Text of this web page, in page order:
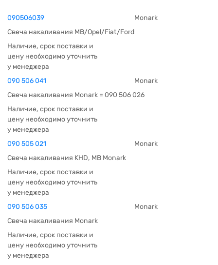
090506039
Monark
Свеча накаливания MB/Opel/Fiat/Ford
Наличие, срок поставки и
цену необходимо уточнить
у менеджера
090 506 041
Monark
Свеча накаливания Monark = 090 506 026
Наличие, срок поставки и
цену необходимо уточнить
у менеджера
090 505 021
Monark
Свеча накаливания KHD, MB Monark
Наличие, срок поставки и
цену необходимо уточнить
у менеджера
090 506 035
Monark
Свеча накаливания Monark
Наличие, срок поставки и
цену необходимо уточнить
у менеджера